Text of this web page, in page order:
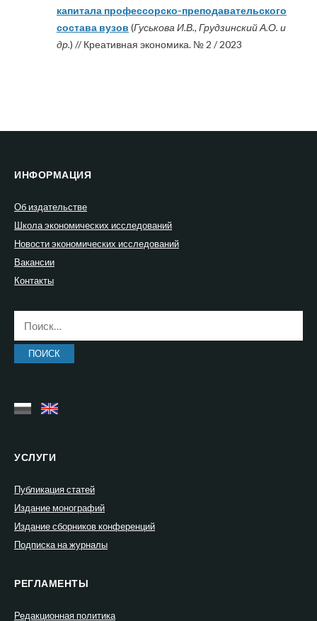
капитала профессорско-преподавательского
состава вузов (Гуськова И.В., Грудзинский А.О. и
др.) // Креативная экономика. № 2 / 2023
ИНФОРМАЦИЯ
Об издательстве
Школа экономических исследований
Новости экономических исследований
Вакансии
Контакты
УСЛУГИ
Публикация статей
Издание монографий
Издание сборников конференций
Подписка на журналы
РЕГЛАМЕНТЫ
Редакционная политика